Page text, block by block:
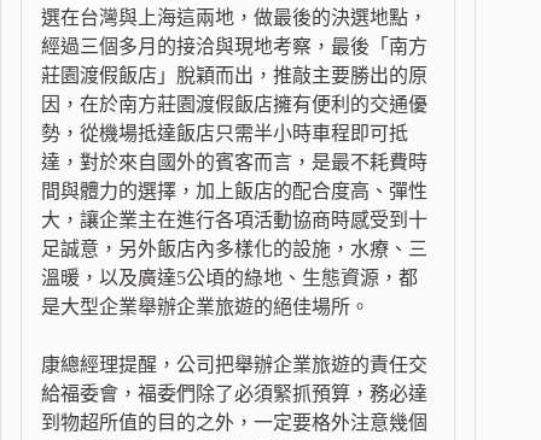
選在台灣與上海這兩地，做最後的決選地點，
經過三個多月的接洽與現地考察，最後「南方
莊園渡假飯店」脫穎而出，推敲主要勝出的原
因，在於南方莊園渡假飯店擁有便利的交通優
勢，從機場抵達飯店只需半小時車程即可抵
達，對於來自國外的賓客而言，是最不耗費時
間與體力的選擇，加上飯店的配合度高、彈性
大，讓企業主在進行各項活動協商時感受到十
足誠意，另外飯店內多樣化的設施，水療、三
溫暖，以及廣達5公頃的綠地、生態資源，都
是大型企業舉辦企業旅遊的絕佳場所。
康總經理提醒，公司把舉辦企業旅遊的責任交
給福委會，福委們除了必須緊抓預算，務必達
到物超所值的目的之外，一定要格外注意幾個